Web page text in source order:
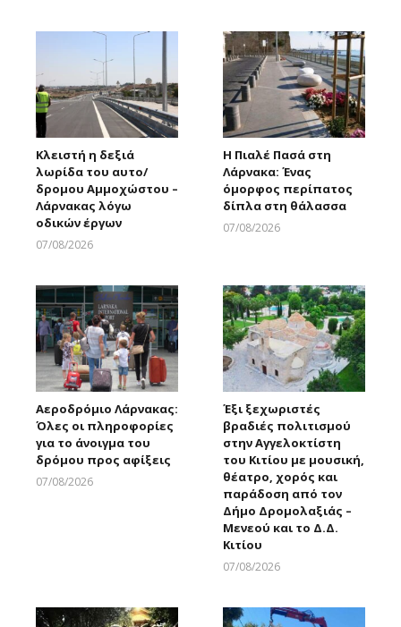
Κλειστή η δεξιά
λωρίδα του αυτο/
δρομου Αμμοχώστου –
Λάρνακας λόγω
οδικών έργων
07/08/2026
Η Πιαλέ Πασά στη
Λάρνακα: Ένας
όμορφος περίπατος
δίπλα στη θάλασσα
07/08/2026
Αεροδρόμιο Λάρνακας:
Όλες οι πληροφορίες
για το άνοιγμα του
δρόμου προς αφίξεις
07/08/2026
Έξι ξεχωριστές
βραδιές πολιτισμού
στην Αγγελοκτίστη
του Κιτίου με μουσική,
θέατρο, χορός και
παράδοση από τον
Δήμο Δρομολαξιάς –
Μενεού και το Δ.Δ.
Κιτίου
07/08/2026